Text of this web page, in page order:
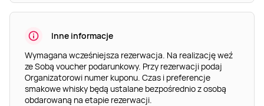
Inne informacje
Wymagana wcześniejsza rezerwacja. Na realizację weź
ze Sobą voucher podarunkowy. Przy rezerwacji podaj
Organizatorowi numer kuponu. Czas i preferencje
smakowe whisky będą ustalane bezpośrednio z osobą
obdarowaną na etapie rezerwacji.